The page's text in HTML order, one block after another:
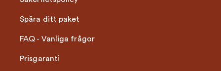
Spåra ditt paket
FAQ - Vanliga frågor
Prisgaranti